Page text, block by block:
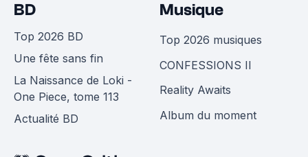
BD
Top 2026 BD
Une fête sans fin
La Naissance de Loki -
One Piece, tome 113
Actualité BD
Musique
Top 2026 musiques
CONFESSIONS II
Reality Awaits
Album du moment